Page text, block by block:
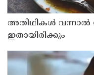
അതിഥികൾ വന്നാൽ
ഇതായിരിക്കും